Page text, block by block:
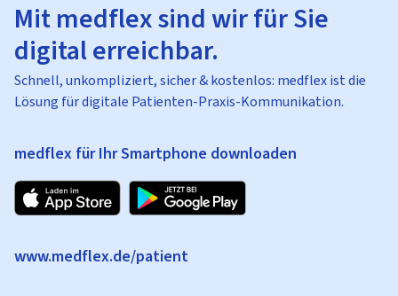
Mit medflex sind wir für Sie
digital erreichbar.
Schnell, unkompliziert, sicher & kostenlos: medflex ist die
Lösung für digitale Patienten-Praxis-Kommunikation.
medflex für Ihr Smartphone downloaden
www.medflex.de/patient